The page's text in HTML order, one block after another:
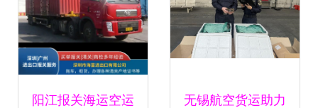
阳江报关海运空运 无锡航空货运助力